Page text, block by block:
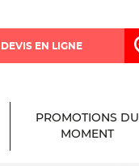
DEVIS EN LIGNE
PROMOTIONS DU
MOMENT